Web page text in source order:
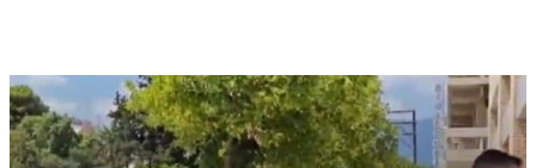
και άλλες εγκληματικές πράξεις, ενώ έχει
καταδικαστεί και για την δολοφονία του Ευάγγελου
Ζαμπούνη στο Νέο Κόσμο.